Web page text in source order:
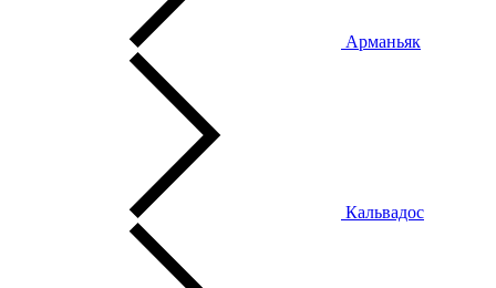
Арманьяк
Кальвадос